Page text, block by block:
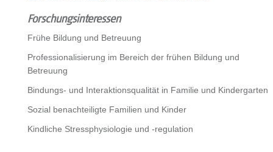
Forschungsinteressen
Frühe Bildung und Betreuung
Professionalisierung im Bereich der frühen Bildung und
Betreuung
Bindungs- und Interaktionsqualität in Familie und Kindergarten
Sozial benachteiligte Familien und Kinder
Kindliche Stressphysiologie und -regulation